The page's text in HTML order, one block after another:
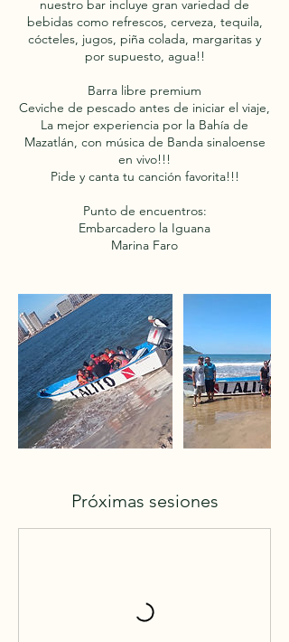
nuestro bar incluye gran variedad de
bebidas como refrescos, cerveza, tequila,
cócteles, jugos, piña colada, margaritas y
por supuesto, agua!!
Barra libre premium
Ceviche de pescado antes de iniciar el viaje,
La mejor experiencia por la Bahía de
Mazatlán, con música de Banda sinaloense
en vivo!!!
Pide y canta tu canción favorita!!!
Punto de encuentros:
Embarcadero la Iguana
Marina Faro
Próximas sesiones